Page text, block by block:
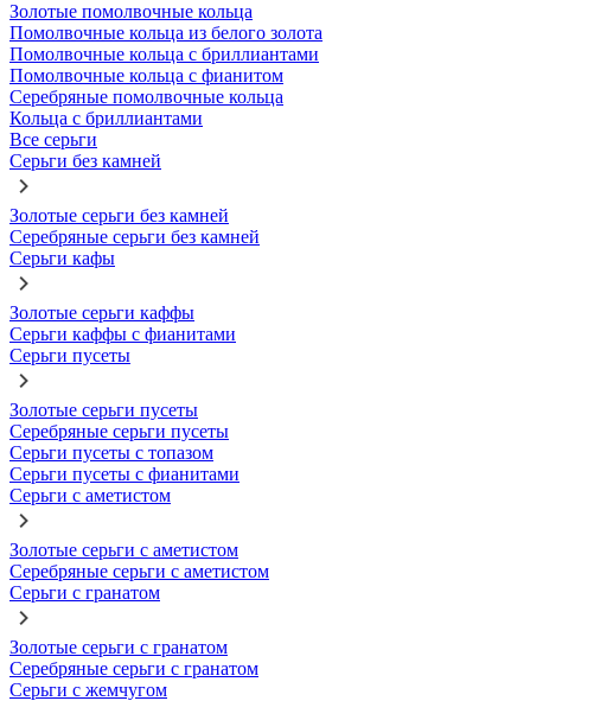
Золотые помолвочные кольца
Помолвочные кольца из белого золота
Помолвочные кольца с бриллиантами
Помолвочные кольца с фианитом
Серебряные помолвочные кольца
Кольца с бриллиантами
Все серьги
Серьги без камней
Золотые серьги без камней
Серебряные серьги без камней
Серьги кафы
Золотые серьги каффы
Серьги каффы с фианитами
Серьги пусеты
Золотые серьги пусеты
Серебряные серьги пусеты
Серьги пусеты с топазом
Серьги пусеты с фианитами
Серьги с аметистом
Золотые серьги с аметистом
Серебряные серьги с аметистом
Серьги с гранатом
Золотые серьги с гранатом
Серебряные серьги с гранатом
Серьги с жемчугом